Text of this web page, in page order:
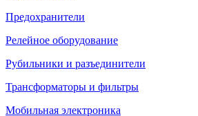
Предохранители
Релейное оборудование
Рубильники и разъединители
Трансформаторы и фильтры
Мобильная электроника